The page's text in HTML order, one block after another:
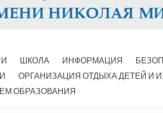
ШКОЛА ИНФОРМАЦИЯ
ОРГАНИЗАЦИЯ ОТДЫХА ДЕТЕЙ И
ОБРАЗОВАНИЯ